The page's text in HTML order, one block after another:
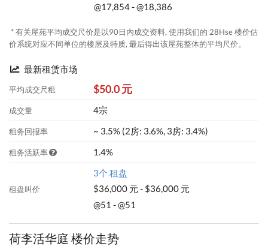
@17,854 - @18,386
* 有关屋苑平均成交尺价是以90日内成交资料, 使用我们的 28Hse 楼价估
价系统对应不同单位的楼层及特质, 最后得出该屋苑整体的平均尺价。
最新租赁市场
平均成交尺租 $50.0 元
成交量 4宗
租务回报率 ~ 3.5% (2房: 3.6%, 3房: 3.4%)
租务活跃率 1.4%
租盘叫价
3个 租盘
$36,000 元 - $36,000 元
@51 - @51
荷李活华庭 楼价走势